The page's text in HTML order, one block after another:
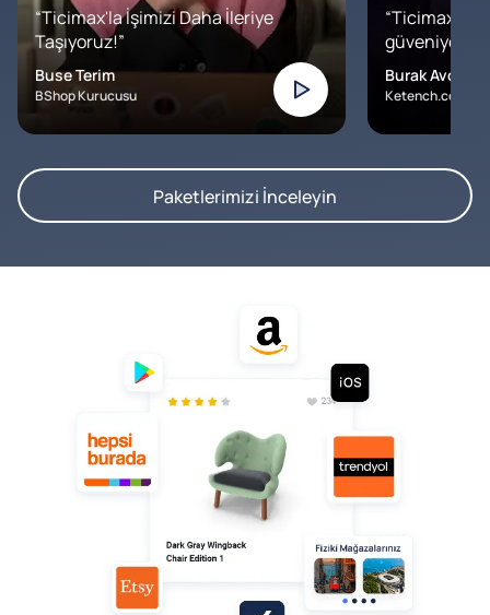
“Ticimax'la İşimizi Daha İleriye
Taşıyoruz!”
Buse Terim
BShop Kurucusu
“Ticimax'a
Burak Avcılar
Ketench.com –
Paketlerimizi İnceleyin